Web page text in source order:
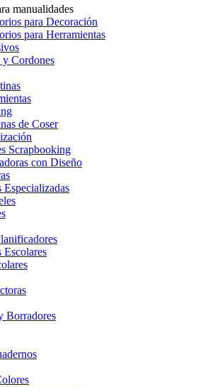
manualidades
para Decoración
para Herramientas
y Cordones
de Coser
Scrapbooking
con Diseño
Especializadas
Escolares
Borradores